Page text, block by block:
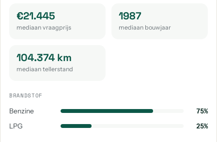
€21.445
mediaan vraagprijs
1987
mediaan bouwjaar
104.374 km
mediaan tellerstand
BRANDSTOF
Benzine
75%
LPG
25%